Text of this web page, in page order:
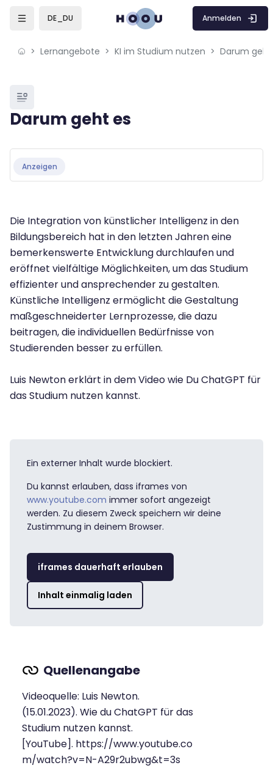
Skip to sidebar navigation menu
Skip to mobile navigation menu
Skip to sidebar hidden blocks
DE_DU Anmelden
Lernangebote KI im Studium nutzen Darum
Blöcke
Darum geht es
Anzeigen
Die Integration von künstlicher Intelligenz in den
Bildungsbereich hat in den letzten Jahren eine
bemerkenswerte Entwicklung durchlaufen und
eröffnet vielfältige Möglichkeiten, um das Studium
effizienter und ansprechender zu gestalten.
Künstliche Intelligenz ermöglicht die Gestaltung
maßgeschneiderter Lernprozesse, die dazu
beitragen, die individuellen Bedürfnisse von
Studierenden besser zu erfüllen.
Luis Newton erklärt in dem Video wie Du ChatGPT für
das Studium nutzen kannst.
Ein externer Inhalt wurde blockiert.
Du kannst erlauben, dass iframes von
www.youtube.com immer sofort angezeigt
werden. Zu diesem Zweck speichern wir deine
Zustimmung in deinem Browser.
iframes dauerhaft erlauben
Inhalt einmalig laden
Videoquelle: Luis Newton.
(15.01.2023). Wie du ChatGPT für das
Studium nutzen kannst.
[YouTube]. https://www.youtube.co
m/watch?v=N-A29r2ubwg&t=3s